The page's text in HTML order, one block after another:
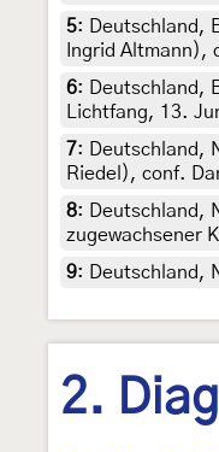
5:
Deutschland,
Ingrid Altmann),
6:
Deutschland,
Lichtfang, 13.
7:
Deutschland,
Riedel), conf.
8:
Deutschland,
zugewachsener
9: Deutschland,
2.